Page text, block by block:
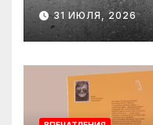
31 ИЮЛЯ, 2026